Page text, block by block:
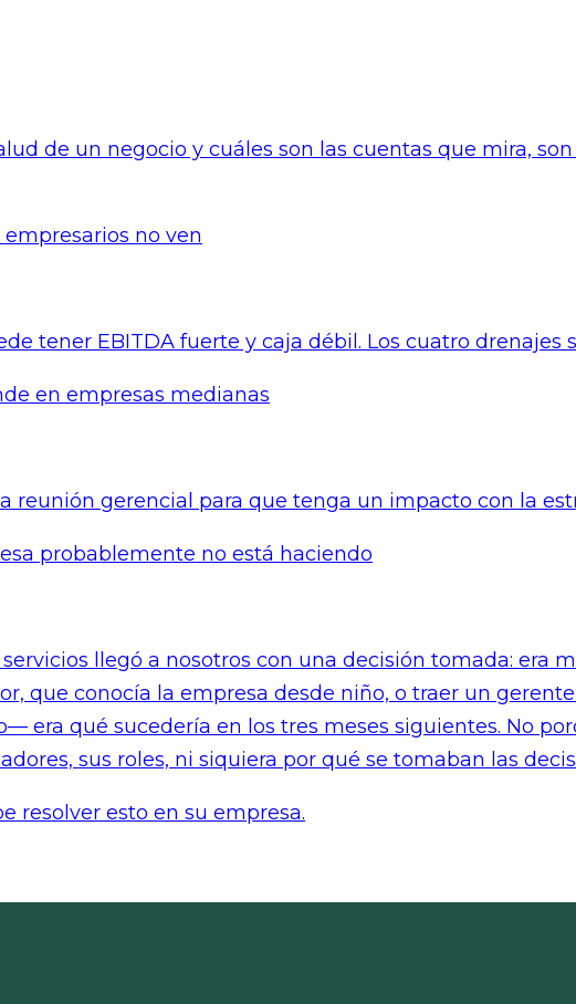
no ven
en empresas medianas
probablemente no está haciendo
resolver esto en su empresa.